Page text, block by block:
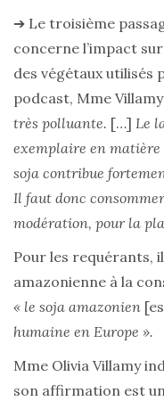
➔ Le troisième
concerne l’impact
des végétaux utilisés
podcast, Mme
très polluante. […] Le
exemplaire en matière
soja contribue
Il faut donc
modération, pour la
Pour les requérants,
amazonienne à la
« le soja amazonien
humaine en Europe ».
Mme Olivia Villamy
son affirmation est